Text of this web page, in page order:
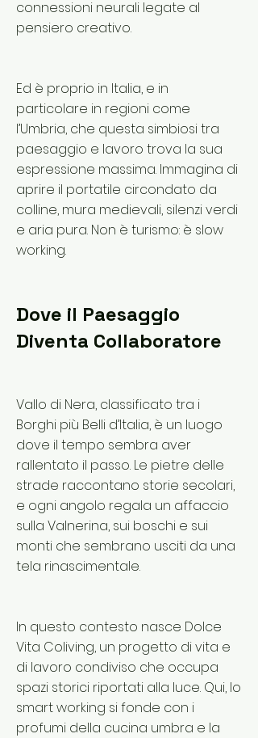
connessioni neurali legate al
pensiero creativo.
Ed è proprio in Italia, e in
particolare in regioni come
l’Umbria, che questa simbiosi tra
paesaggio e lavoro trova la sua
espressione massima. Immagina di
aprire il portatile circondato da
colline, mura medievali, silenzi verdi
e aria pura. Non è turismo: è slow
working.
Dove il Paesaggio
Diventa Collaboratore
Vallo di Nera, classificato tra i
Borghi più Belli d’Italia, è un luogo
dove il tempo sembra aver
rallentato il passo. Le pietre delle
strade raccontano storie secolari,
e ogni angolo regala un affaccio
sulla Valnerina, sui boschi e sui
monti che sembrano usciti da una
tela rinascimentale.
In questo contesto nasce Dolce
Vita Coliving, un progetto di vita e
di lavoro condiviso che occupa
spazi storici riportati alla luce. Qui, lo
smart working si fonde con i
profumi della cucina umbra e la